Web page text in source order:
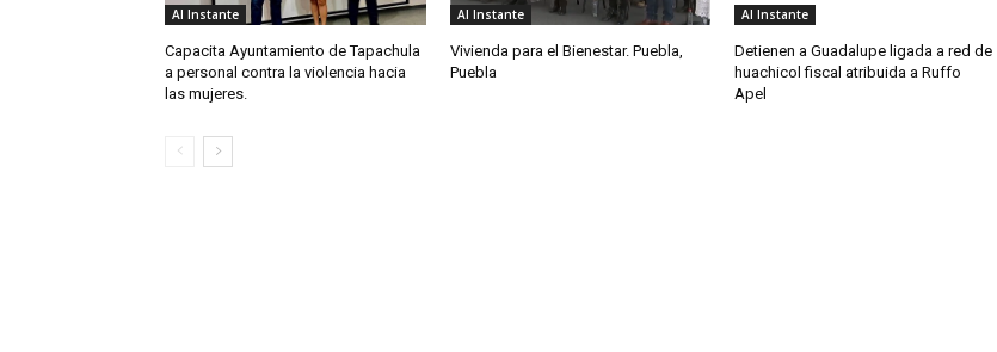
Al Instante
Capacita Ayuntamiento de Tapachula
a personal contra la violencia hacia
las mujeres.
Al Instante
Vivienda para el Bienestar. Puebla,
Puebla
Al Instante
Detienen a Guadalupe ligada a red de
huachicol fiscal atribuida a Ruffo
Apel